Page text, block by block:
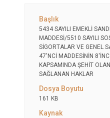
5434 SAYILI EMEKLİ
MADDESİ/5510 SAYILI
SİGORTALAR VE GENEL
47'NCİ MADDESİNİN
KAPSAMINDA ŞEHİT
SAĞLANAN HAKLAR
161 KB